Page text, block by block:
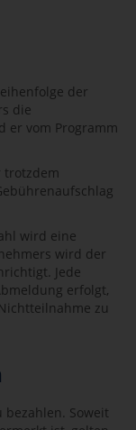
der
die
er vom Programm
trotzdem
wird eine
wird der
Jede
erfolgt,
zu
Soweit